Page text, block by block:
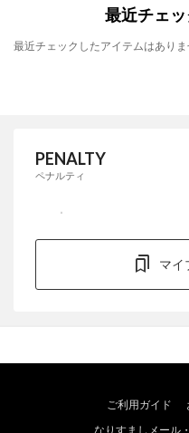
最近チェ
最近チェックしたアイテムはありま
PENALTY
ペナルティ
マイ
ご利用ガイド
なりすましメール